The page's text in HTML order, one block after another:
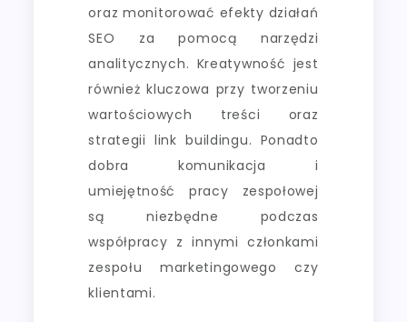
oraz monitorować efekty działań
SEO za pomocą narzędzi
analitycznych. Kreatywność jest
również kluczowa przy tworzeniu
wartościowych treści oraz
strategii link buildingu. Ponadto
dobra komunikacja i
umiejętność pracy zespołowej
są niezbędne podczas
współpracy z innymi członkami
zespołu marketingowego czy
klientami.